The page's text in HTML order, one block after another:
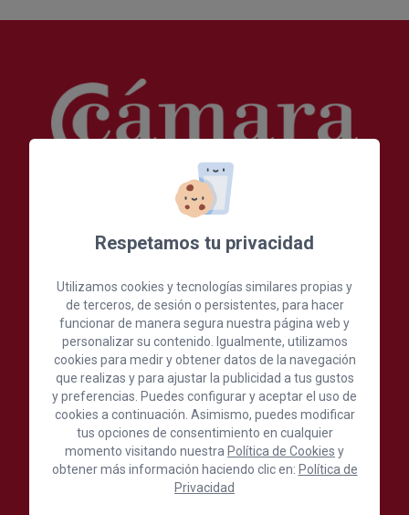
Cámara Oficial de Comercio, Industria,
Servicios y Navegación de Gran Canaria
C./ León y Castillo, 24, 1ª Planta, 35003 Las Palmas de
Gran Canaria, España
(+34) 928 390 390
Escríbenos aquí
Síguenos en:
Respetamos tu privacidad
Utilizamos cookies y tecnologías similares propias y
de terceros, de sesión o persistentes, para hacer
funcionar de manera segura nuestra página web y
personalizar su contenido. Igualmente, utilizamos
cookies para medir y obtener datos de la navegación
que realizas y para ajustar la publicidad a tus gustos
y preferencias. Puedes configurar y aceptar el uso de
cookies a continuación. Asimismo, puedes modificar
tus opciones de consentimiento en cualquier
momento visitando nuestra Política de Cookies y
obtener más información haciendo clic en: Política de
Privacidad